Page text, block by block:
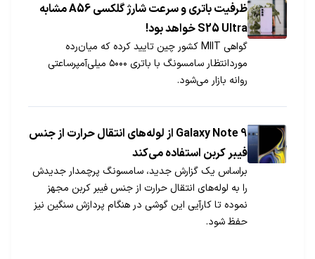
ظرفیت باتری و سرعت شارژ گلکسی A56 مشابه
S25 Ultra خواهد بود!
گواهی MIIT کشور چین تایید کرده که میان‌رده
موردانتظار سامسونگ با باتری ۵۰۰۰ میلی‌آمپرساعتی
روانه بازار می‌شود.
Galaxy Note 9 از لوله‌های انتقال حرارت از جنس
فیبر کربن استفاده می‌کند
براساس یک گزارش جدید، سامسونگ پرچمدار جدیدش
را به لوله‌های انتقال حرارت از جنس فیبر کربن مجهز
نموده تا کارآیی این گوشی در هنگام پردازش سنگین نیز
حفظ شود.